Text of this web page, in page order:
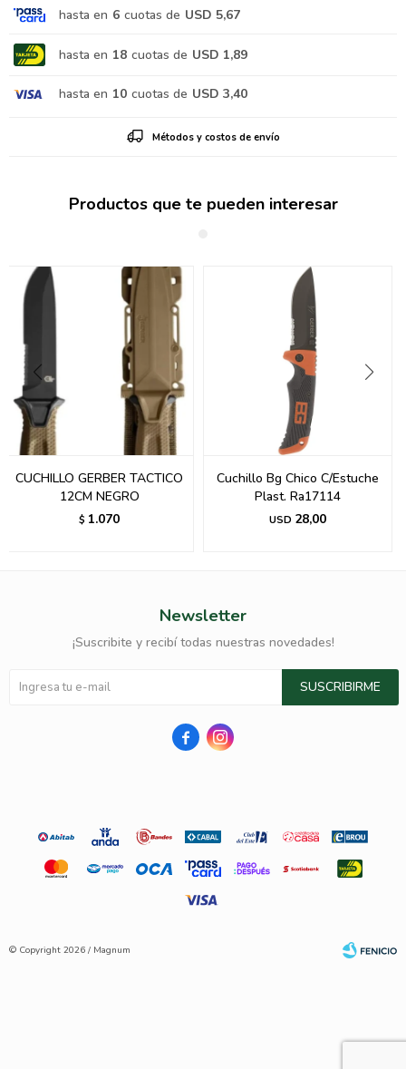
hasta en 6 cuotas de USD 5,67
hasta en 18 cuotas de USD 1,89
hasta en 10 cuotas de USD 3,40
Métodos y costos de envío
Productos que te pueden interesar
CUCHILLO GERBER TACTICO
12CM NEGRO
$ 1.070
Cuchillo Bg Chico C/Estuche
Plast. Ra17114
USD 28,00
Newsletter
¡Suscribite y recibí todas nuestras novedades!
SUSCRIBIRME
 
© Copyright 2026 / Magnum